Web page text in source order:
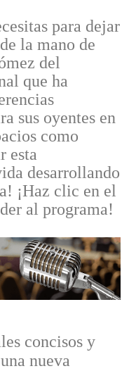
para dejar
la mano de
del
que ha
sus oyentes en
como
esta
desarrollando
¡Haz clic en el
al programa!
concisos y
nueva